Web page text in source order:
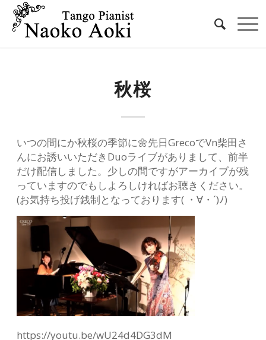
秋桜
いつの間にか秋桜の季節に🌼先日GrecoでVn柴田さ
んにお誘いいただきDuoライブがありまして、前半
だけ配信しました。少しの間ですがアーカイブが残
っていますのでもしよろしければお聴きください。
(お気持ち投げ銭制となっております( ・∀・´)ﾉ)
https://youtu.be/wU24d4DG3dM